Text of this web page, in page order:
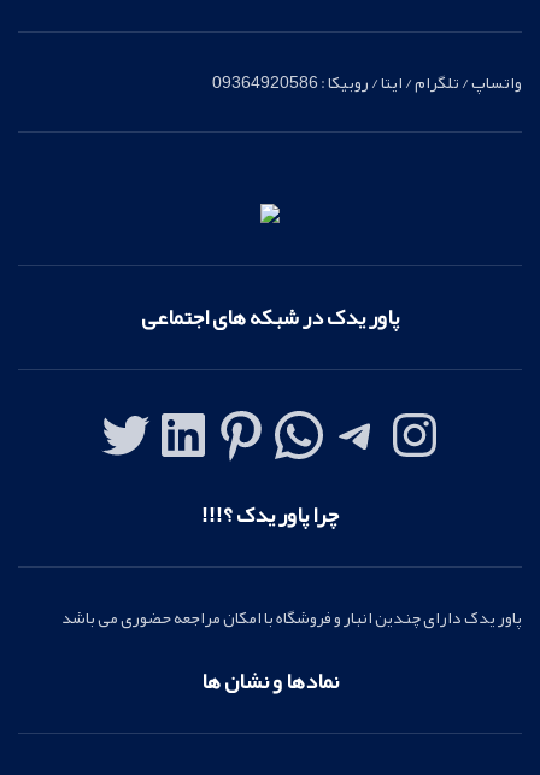
واتساپ / تلگرام / ایتا / روبیکا : 09364920586
پاور یدک در شبکه های اجتماعی
چرا پاور یدک ؟!!!
پاور یدک دارای چندین انبار و فروشگاه با امکان مراجعه حضوری می باشد
نمادها و نشان ها